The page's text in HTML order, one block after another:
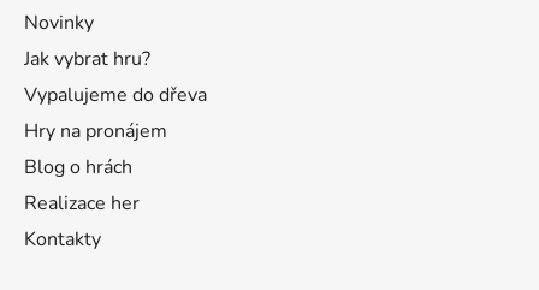
Novinky
Jak vybrat hru?
Vypalujeme do dřeva
Hry na pronájem
Blog o hrách
Realizace her
Kontakty